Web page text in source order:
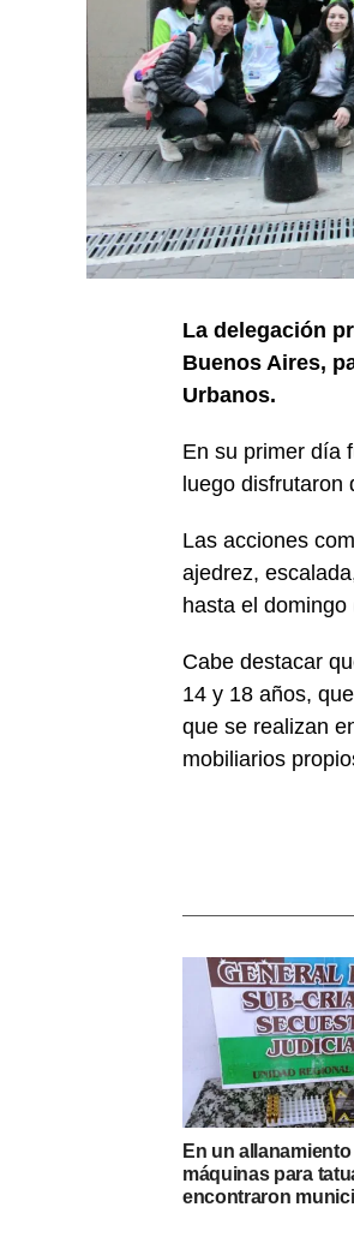
La delegación
Buenos Aires,
Urbanos.
En su primer día
luego disfrutaron
Las acciones
ajedrez,
hasta el
Cabe destacar
14 y 18 años,
que se realizan
mobiliarios
En un
máquinas para
encontraron